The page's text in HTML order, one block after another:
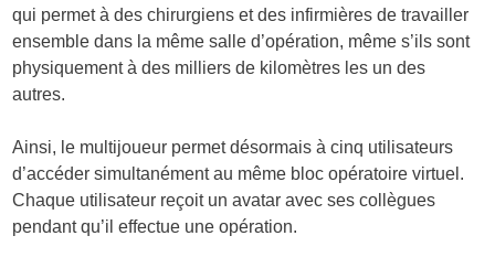
qui permet à des chirurgiens et des infirmières de travailler
ensemble dans la même salle d’opération, même s’ils sont
physiquement à des milliers de kilomètres les un des
autres.
Ainsi, le multijoueur permet désormais à cinq utilisateurs
d’accéder simultanément au même bloc opératoire virtuel.
Chaque utilisateur reçoit un avatar avec ses collègues
pendant qu’il effectue une opération.